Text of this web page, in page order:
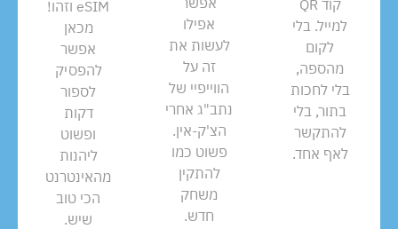
קוד QR
למייל. בלי
לקום
מהספה,
בלי לחכות
בתור, בלי
להתקשר
לאף אחד.
אפילו
לעשות את
זה על
הווייפיי של
נתב"ג אחרי
הצ'ק-אין.
פשוט כמו
להתקין
משחק
חדש.
eSIM וזהו!
מכאן
אפשר
להפסיק
לספור
דקות
ופשוט
ליהנות
מהאינטרנט
הכי טוב
שיש.